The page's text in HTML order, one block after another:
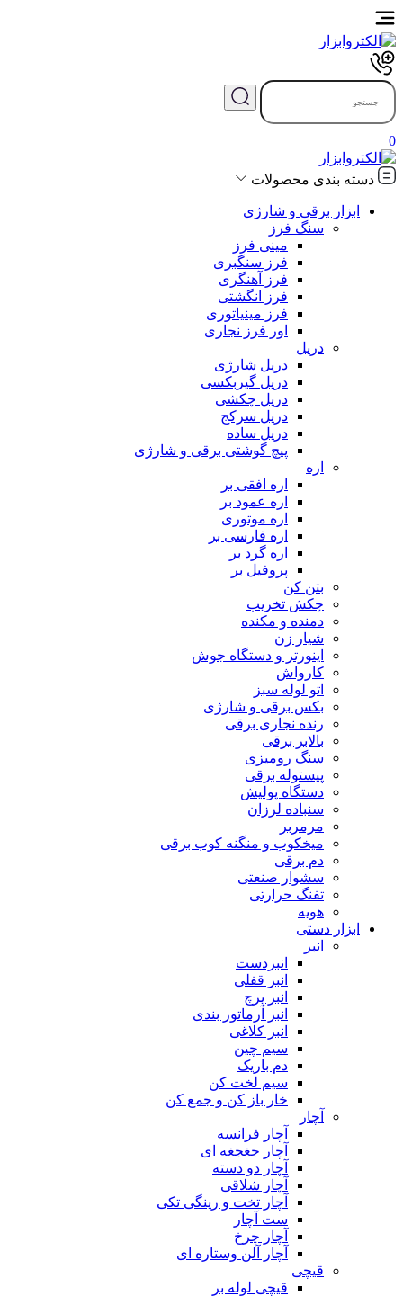
0
دسته بندی محصولات
ابزار برقی و شارژی
سنگ فرز
مینی فرز
فرز سنگبری
فرز آهنگری
فرز انگشتی
فرز مینیاتوری
اور فرز نجاری
دریل
دریل شارژی
دریل گیربکسی
دریل چکشی
دریل سرکج
دریل ساده
پیچ گوشتی برقی و شارژی
اره
اره افقی بر
اره عمود بر
اره موتوری
اره فارسی بر
اره گرد بر
پروفیل بر
بتن کن
چکش تخریب
دمنده و مکنده
شیار زن
اینورتر و دستگاه جوش
کارواش
اتو لوله سبز
بکس برقی و شارژی
رنده نجاری برقی
بالابر برقی
سنگ رومیزی
پیستوله برقی
دستگاه پولیش
سنباده لرزان
مرمربر
میخکوب و منگنه کوب برقی
دم برقی
سشوار صنعتی
تفنگ حرارتی
هویه
ابزار دستی
انبر
انبردست
انبر قفلی
انبر پرچ
انبر آرماتور بندی
انبر کلاغی
سیم چین
دم باریک
سیم لخت کن
خار باز کن و جمع کن
آچار
آچار فرانسه
آچار جغجغه ای
آچار دو دسته
آچار شلاقی
آچار تخت و رینگی تکی
ست آچار
آچار چرخ
آچار آلن وستاره ای
قیچی
قیچی لوله بر